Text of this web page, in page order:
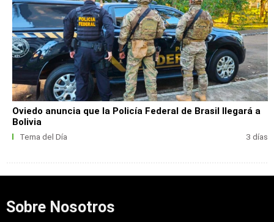
Oviedo anuncia que la Policía Federal de Brasil llegará a
Bolivia
Tema del Día 3 días
Sobre Nosotros